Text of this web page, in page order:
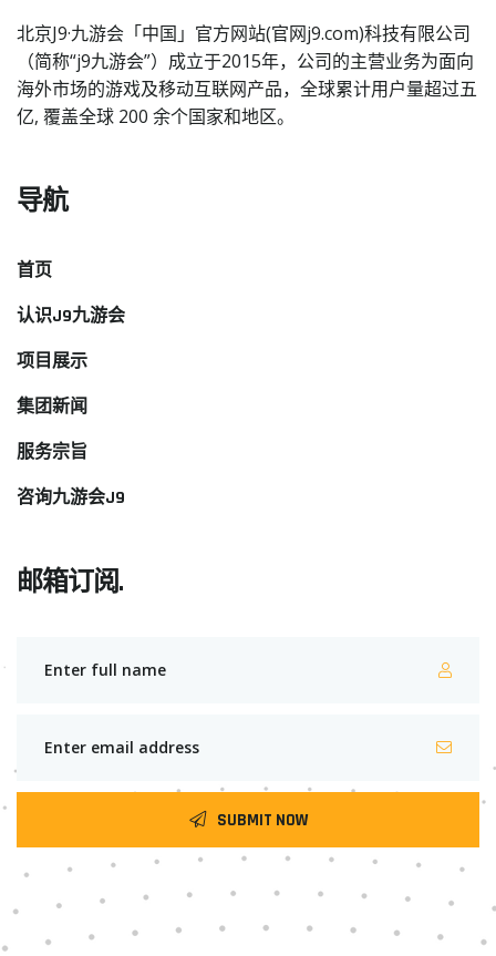
北京J9·九游会「中国」官方网站(官网j9.com)科技有限公司
（简称“j9九游会”）成立于2015年，公司的主营业务为面向
海外市场的游戏及移动互联网产品，全球累计用户量超过五
亿, 覆盖全球 200 余个国家和地区。
导航
首页
认识J9九游会
项目展示
集团新闻
服务宗旨
咨询九游会J9
邮箱订阅.
SUBMIT NOW